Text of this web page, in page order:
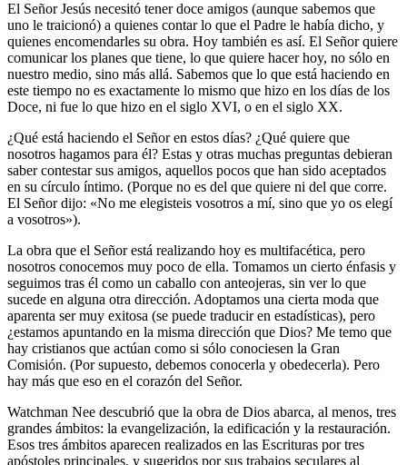
El Señor Jesús necesitó tener doce amigos (aunque sabemos que
uno le traicionó) a quienes contar lo que el Padre le había dicho, y
quienes encomendarles su obra. Hoy también es así. El Señor quiere
comunicar los planes que tiene, lo que quiere hacer hoy, no sólo en
nuestro medio, sino más allá. Sabemos que lo que está haciendo en
este tiempo no es exactamente lo mismo que hizo en los días de los
Doce, ni fue lo que hizo en el siglo XVI, o en el siglo XX.
¿Qué está haciendo el Señor en estos días? ¿Qué quiere que
nosotros hagamos para él? Estas y otras muchas preguntas debieran
saber contestar sus amigos, aquellos pocos que han sido aceptados
en su círculo íntimo. (Porque no es del que quiere ni del que corre.
El Señor dijo: «No me elegisteis vosotros a mí, sino que yo os elegí
a vosotros»).
La obra que el Señor está realizando hoy es multifacética, pero
nosotros conocemos muy poco de ella. Tomamos un cierto énfasis y
seguimos tras él como un caballo con anteojeras, sin ver lo que
sucede en alguna otra dirección. Adoptamos una cierta moda que
aparenta ser muy exitosa (se puede traducir en estadísticas), pero
¿estamos apuntando en la misma dirección que Dios? Me temo que
hay cristianos que actúan como si sólo conociesen la Gran
Comisión. (Por supuesto, debemos conocerla y obedecerla). Pero
hay más que eso en el corazón del Señor.
Watchman Nee descubrió que la obra de Dios abarca, al menos, tres
grandes ámbitos: la evangelización, la edificación y la restauración.
Esos tres ámbitos aparecen realizados en las Escrituras por tres
apóstoles principales, y sugeridos por sus trabajos seculares al